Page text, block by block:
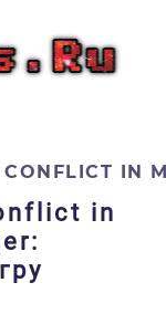
IN
in